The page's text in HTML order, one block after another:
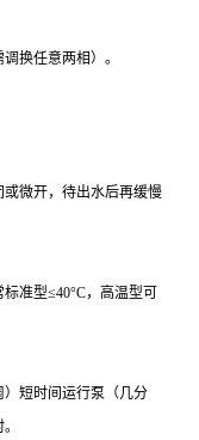
换任意两相）。
微开，待出水后再缓慢
准型≤40°C，高温型可
短时间运行泵（几分